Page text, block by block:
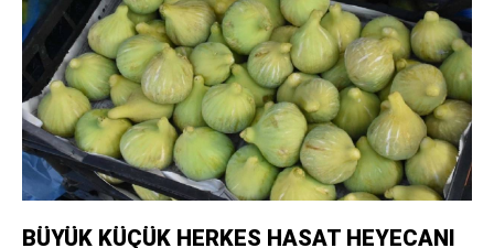
BÜYÜK KÜÇÜK HERKES HASAT HEYECANI